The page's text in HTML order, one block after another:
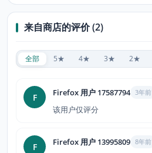
来自商店的评价 (2)
全部 5★ 4★ 3★ 2★
F Firefox 用户 17587794 3年前
该用户仅评分
F Firefox 用户 13995809 8年前